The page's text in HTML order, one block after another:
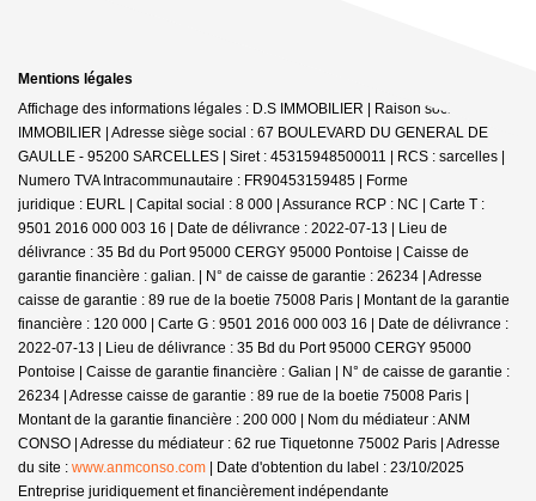
Mentions légales
Affichage des informations légales : D.S IMMOBILIER | Raison sociale : DS
IMMOBILIER | Adresse siège social : 67 BOULEVARD DU GENERAL DE
GAULLE - 95200 SARCELLES | Siret : 45315948500011 | RCS : sarcelles |
Numero TVA Intracommunautaire : FR90453159485 | Forme
juridique : EURL | Capital social : 8 000 | Assurance RCP : NC | Carte T :
9501 2016 000 003 16 | Date de délivrance : 2022-07-13 | Lieu de
délivrance : 35 Bd du Port 95000 CERGY 95000 Pontoise | Caisse de
garantie financière : galian. | N° de caisse de garantie : 26234 | Adresse
caisse de garantie : 89 rue de la boetie 75008 Paris | Montant de la garantie
financière : 120 000 | Carte G : 9501 2016 000 003 16 | Date de délivrance :
2022-07-13 | Lieu de délivrance : 35 Bd du Port 95000 CERGY 95000
Pontoise | Caisse de garantie financière : Galian | N° de caisse de garantie :
26234 | Adresse caisse de garantie : 89 rue de la boetie 75008 Paris |
Montant de la garantie financière : 200 000 | Nom du médiateur : ANM
CONSO | Adresse du médiateur : 62 rue Tiquetonne 75002 Paris | Adresse
du site : www.anmconso.com | Date d'obtention du label : 23/10/2025
Entreprise juridiquement et financièrement indépendante